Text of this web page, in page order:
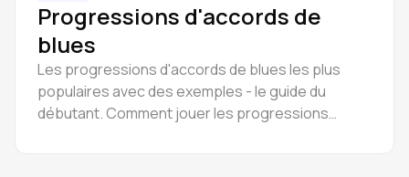
Progressions d'accords de
blues
Les progressions d'accords de blues les plus
populaires avec des exemples - le guide du
débutant. Comment jouer les progressions